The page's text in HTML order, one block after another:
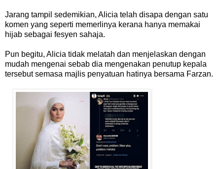
Jarang tampil sedemikian, Alicia telah disapa dengan satu
komen yang seperti memerlinya kerana hanya memakai
hijab sebagai fesyen sahaja.
Pun begitu, Alicia tidak melatah dan menjelaskan dengan
mudah mengenai sebab dia mengenakan penutup kepala
tersebut semasa majlis penyatuan hatinya bersama Farzan.